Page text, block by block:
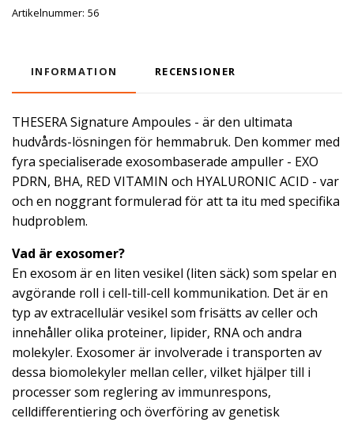
Artikelnummer: 56
INFORMATION RECENSIONER
THESERA Signature Ampoules - är den ultimata
hudvårds-lösningen för hemmabruk. Den kommer med
fyra specialiserade exosombaserade ampuller - EXO
PDRN, BHA, RED VITAMIN och HYALURONIC ACID - var
och en noggrant formulerad för att ta itu med specifika
hudproblem.
Vad är exosomer?
En exosom är en liten vesikel (liten säck) som spelar en
avgörande roll i cell-till-cell kommunikation. Det är en
typ av extracellulär vesikel som frisätts av celler och
innehåller olika proteiner, lipider, RNA och andra
molekyler. Exosomer är involverade i transporten av
dessa biomolekyler mellan celler, vilket hjälper till i
processer som reglering av immunrespons,
celldifferentiering och överföring av genetisk